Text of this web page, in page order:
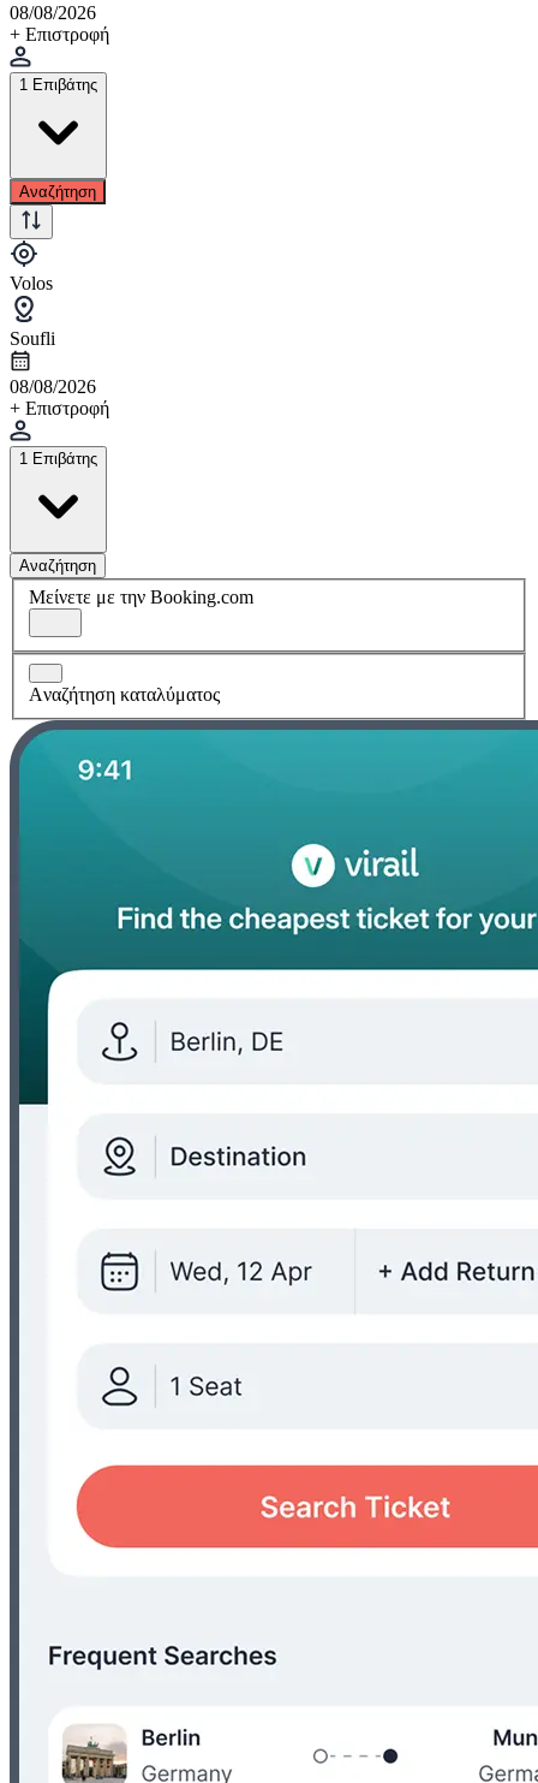
08/08/2026
+ Επιστροφή
1 Επιβάτης
Αναζήτηση
Volos
Soufli
08/08/2026
+ Επιστροφή
1 Επιβάτης
Αναζήτηση
Μείνετε με την Booking.com
Aναζήτηση καταλύματος